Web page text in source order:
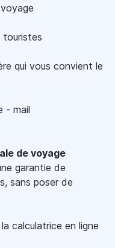
touristes
qui vous convient le
- mail
de voyage
garantie de
sans poser de
calculatrice en ligne